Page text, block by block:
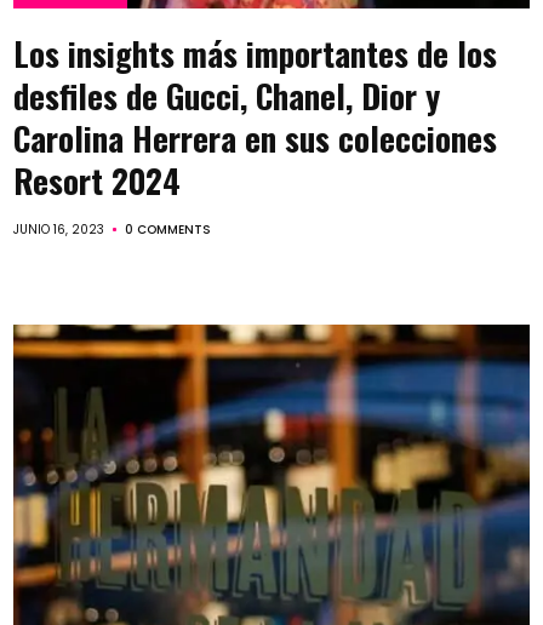
Los insights más importantes de los
desfiles de Gucci, Chanel, Dior y
Carolina Herrera en sus colecciones
Resort 2024
JUNIO 16, 2023 0 COMMENTS